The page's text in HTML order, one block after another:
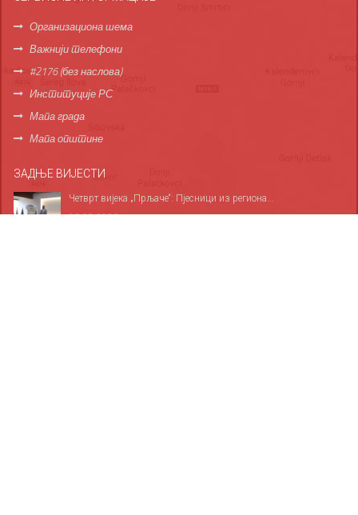
Организациона шема
Важнији телефони
#2176 (без наслова)
Институције РС
Мапа града
Мапа општине
ЗАДЊЕ ВИЈЕСТИ
Четврт вијека „Прљаче“: Пјесници из региона...
07.08.2026